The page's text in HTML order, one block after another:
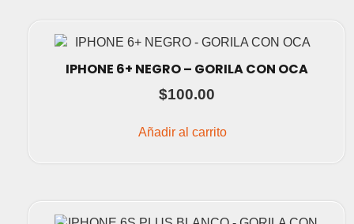
IPHONE 6+ NEGRO – GORILA CON OCA
$100.00
Añadir al carrito